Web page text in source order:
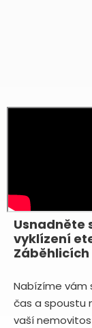
Usnadněte
vyklízení
Záběhlicích
Nabízíme vám
čas a spoustu
vaší